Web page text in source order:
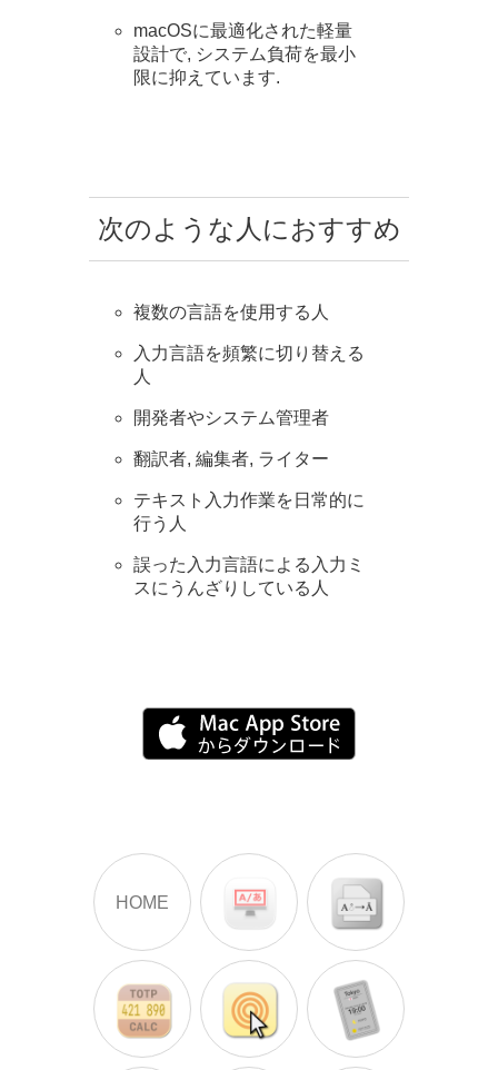
macOSに最適化された軽量
設計で, システム負荷を最小
限に抑えています.
次のような人におすすめ
複数の言語を使用する人
入力言語を頻繁に切り替える
人
開発者やシステム管理者
翻訳者, 編集者, ライター
テキスト入力作業を日常的に
行う人
誤った入力言語による入力ミ
スにうんざりしている人
HOME